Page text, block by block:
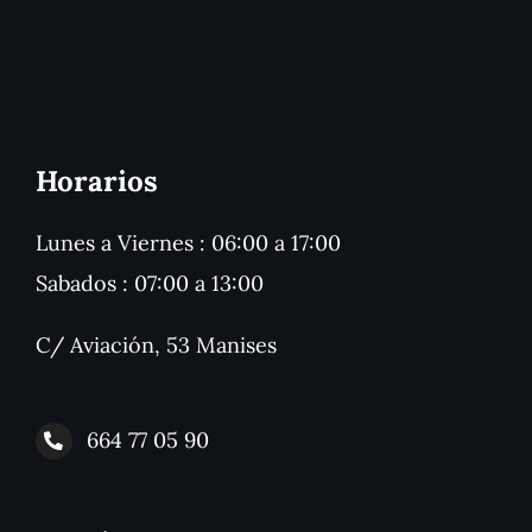
Horarios
Lunes a Viernes : 06:00 a 17:00
Sabados : 07:00 a 13:00
C/ Aviación, 53 Manises
664 77 05 90